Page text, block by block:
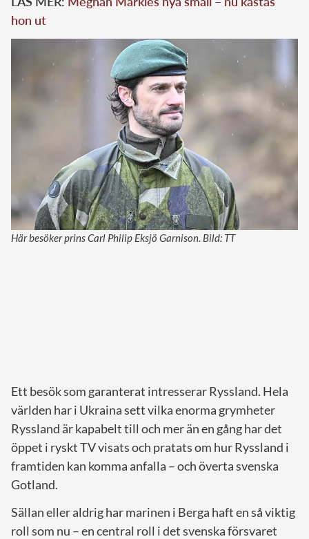
hon ut
Här besöker prins Carl Philip Eksjö Garnison. Bild: TT
Ett besök som garanterat intresserar Ryssland. Hela
världen har i Ukraina sett vilka enorma grymheter
Ryssland är kapabelt till och mer än en gång har det
öppet i ryskt TV visats och pratats om hur Ryssland i
framtiden kan komma anfalla – och överta svenska
Gotland.
Sällan eller aldrig har marinen i Berga haft en så viktig
roll som nu – en central roll i det svenska försvaret